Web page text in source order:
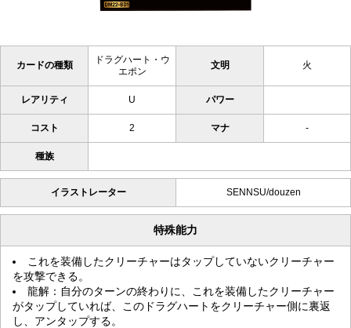
カードの種類
ドラグハート・ウ
エポン
文明 火
レアリティ U パワー
コスト 2 マナ -
種族
イラストレーター SENNSU/douzen
特殊能力
これを装備したクリーチャーはタップしていないクリーチャー
を攻撃できる。
龍解：自分のターンの終わりに、これを装備したクリーチャー
がタップしていれば、このドラグハートをクリーチャー側に裏返
し、アンタップする。